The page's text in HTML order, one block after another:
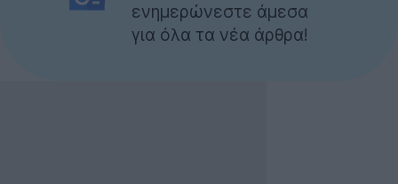
ενημερώνεστε άμεσα
για όλα τα νέα άρθρα!